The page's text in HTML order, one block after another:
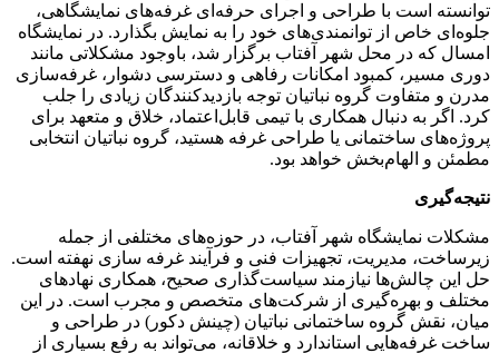
توانسته است با طراحی و اجرای حرفه‌ای غرفه‌های نمایشگاهی،
جلوه‌ای خاص از توانمندی‌های خود را به نمایش بگذارد. در نمایشگاه
امسال که در محل شهر آفتاب برگزار شد، باوجود مشکلاتی مانند
دوری مسیر، کمبود امکانات رفاهی و دسترسی دشوار، غرفه‌سازی
مدرن و متفاوت گروه نباتیان توجه بازدیدکنندگان زیادی را جلب
کرد. اگر به دنبال همکاری با تیمی قابل‌اعتماد، خلاق و متعهد برای
پروژه‌های ساختمانی یا طراحی غرفه هستید، گروه نباتیان انتخابی
مطمئن و الهام‌بخش خواهد بود.
نتیجه‌گیری
مشکلات نمایشگاه شهر آفتاب، در حوزه‌های مختلفی از جمله
زیرساخت، مدیریت، تجهیزات فنی و فرآیند غرفه سازی نهفته است.
حل این چالش‌ها نیازمند سیاست‌گذاری صحیح، همکاری نهادهای
مختلف و بهره‌گیری از شرکت‌های متخصص و مجرب است. در این
میان، نقش گروه ساختمانی نباتیان (چینش دکور) در طراحی و
ساخت غرفه‌هایی استاندارد و خلاقانه، می‌تواند به رفع بسیاری از